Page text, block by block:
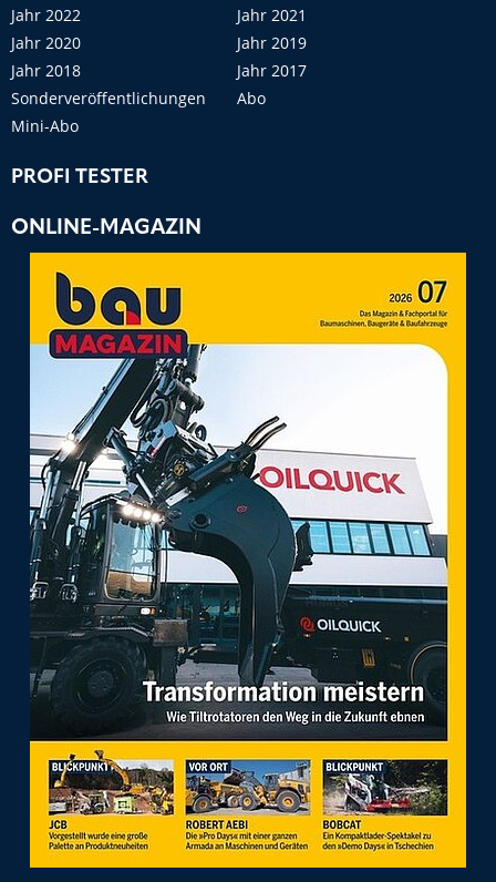
Jahr 2022
Jahr 2021
Jahr 2020
Jahr 2019
Jahr 2018
Jahr 2017
Sonderveröffentlichungen
Abo
Mini-Abo
PROFI TESTER
ONLINE-MAGAZIN